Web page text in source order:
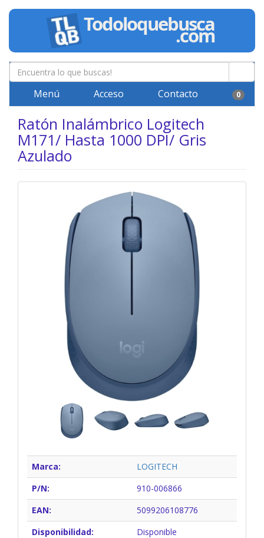
Menú Acceso Contacto 0
Ratón Inalámbrico Logitech
M171/ Hasta 1000 DPI/ Gris
Azulado
Marca:
LOGITECH
P/N:
910-006866
EAN:
5099206108776
Disponibilidad:
Disponible